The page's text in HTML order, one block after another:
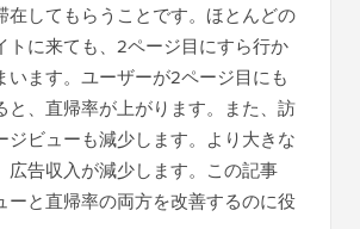
在してもらうことです。ほとんどの
トに来ても、2ページ目にすら行か
います。ユーザーが2ページ目にも
と、直帰率が上がります。また、訪
ジビューも減少します。より大きな
広告収入が減少します。この記事
ーと直帰率の両方を改善するのに役